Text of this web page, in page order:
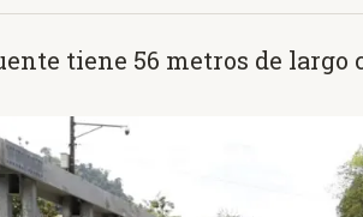
tiene 56 metros de